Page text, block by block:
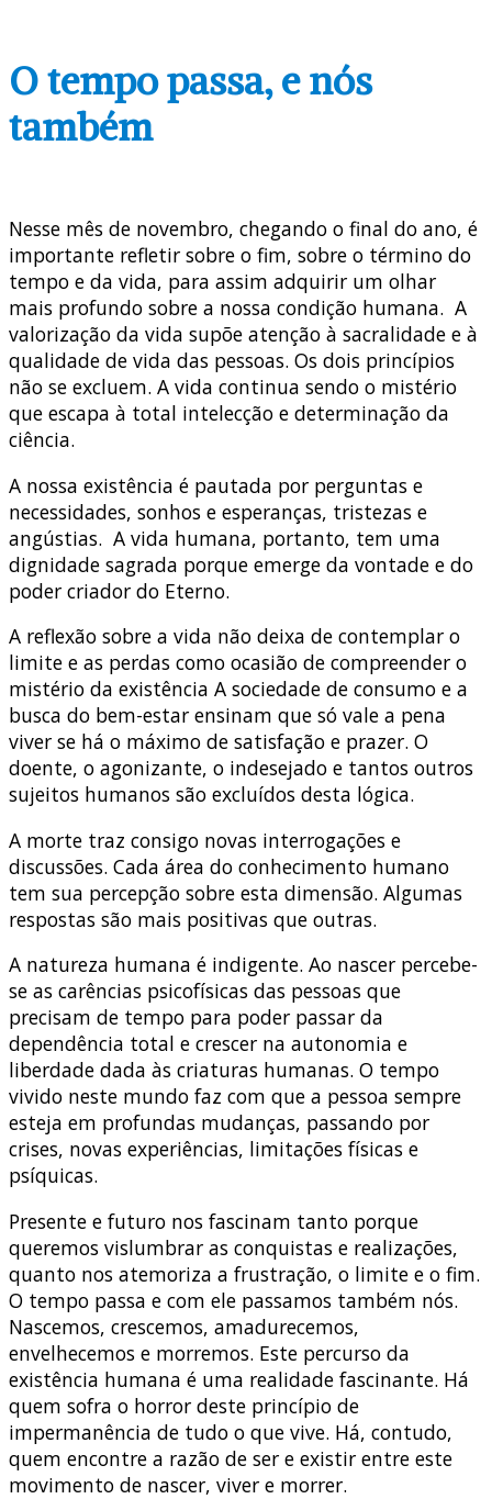
O tempo passa, e nós
também
Nesse mês de novembro, chegando o final do ano, é
importante refletir sobre o fim, sobre o término do
tempo e da vida, para assim adquirir um olhar
mais profundo sobre a nossa condição humana. A
valorização da vida supõe atenção à sacralidade e à
qualidade de vida das pessoas. Os dois princípios
não se excluem. A vida continua sendo o mistério
que escapa à total intelecção e determinação da
ciência.
A nossa existência é pautada por perguntas e
necessidades, sonhos e esperanças, tristezas e
angústias. A vida humana, portanto, tem uma
dignidade sagrada porque emerge da vontade e do
poder criador do Eterno.
A reflexão sobre a vida não deixa de contemplar o
limite e as perdas como ocasião de compreender o
mistério da existência A sociedade de consumo e a
busca do bem-estar ensinam que só vale a pena
viver se há o máximo de satisfação e prazer. O
doente, o agonizante, o indesejado e tantos outros
sujeitos humanos são excluídos desta lógica.
A morte traz consigo novas interrogações e
discussões. Cada área do conhecimento humano
tem sua percepção sobre esta dimensão. Algumas
respostas são mais positivas que outras.
A natureza humana é indigente. Ao nascer percebe-
se as carências psicofísicas das pessoas que
precisam de tempo para poder passar da
dependência total e crescer na autonomia e
liberdade dada às criaturas humanas. O tempo
vivido neste mundo faz com que a pessoa sempre
esteja em profundas mudanças, passando por
crises, novas experiências, limitações físicas e
psíquicas.
Presente e futuro nos fascinam tanto porque
queremos vislumbrar as conquistas e realizações,
quanto nos atemoriza a frustração, o limite e o fim.
O tempo passa e com ele passamos também nós.
Nascemos, crescemos, amadurecemos,
envelhecemos e morremos. Este percurso da
existência humana é uma realidade fascinante. Há
quem sofra o horror deste princípio de
impermanência de tudo o que vive. Há, contudo,
quem encontre a razão de ser e existir entre este
movimento de nascer, viver e morrer.